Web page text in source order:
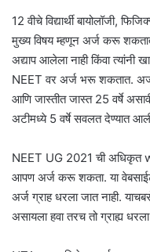
12 वीचे विद्यार्थी बायोलॉजी,
मुख्य विषय म्हणून अर्ज करू शकतात.
अद्याप आलेला नाही किंवा त्यांनी
NEET वर अर्ज भरू शकतात. अर्ज
आणि जास्तीत जास्त 25 वर्षे असावी.
अटीमध्ये 5 वर्षे सवलत देण्यात
NEET UG 2021 ची अधिकृत
आपण अर्ज करू शकता. या
अर्ज ग्राह धरला जात नाही.
असायला हवा तरच तो ग्राह्य